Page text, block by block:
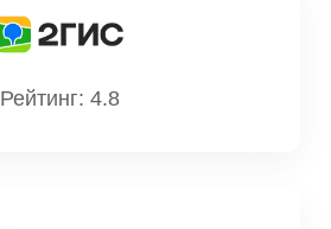
Рейтинг: 4.8